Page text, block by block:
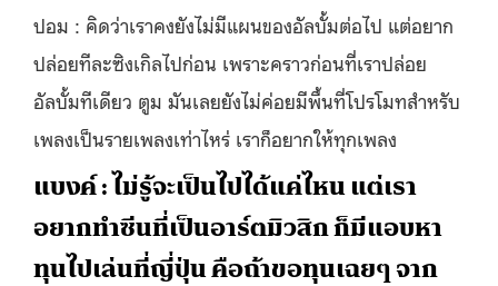
ปอม : คิดว่าเราคงยังไม่มีแผนของอัลบั้มต่อไป แต่อยาก
ปล่อยทีละซิงเกิลไปก่อน เพราะคราวก่อนที่เราปล่อย
อัลบั้มทีเดียว ตูม มันเลยยังไม่ค่อยมีพื้นที่โปรโมทสำหรับ
เพลงเป็นรายเพลงเท่าไหร่ เราก็อยากให้ทุกเพลง
แบงค์ : ไม่รู้จะเป็นไปได้แค่ไหน แต่เรา
อยากทำซีนที่เป็นอาร์ตมิวสิก ก็มีแอบหา
ทุนไปเล่นที่ญี่ปุ่น คือถ้าขอทุนเฉยๆ จาก